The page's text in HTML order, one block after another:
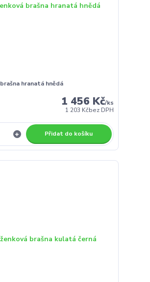
hranatá hnědá
1 456 Kč/ks
1 203 Kčbez DPH
Přidat do košíku